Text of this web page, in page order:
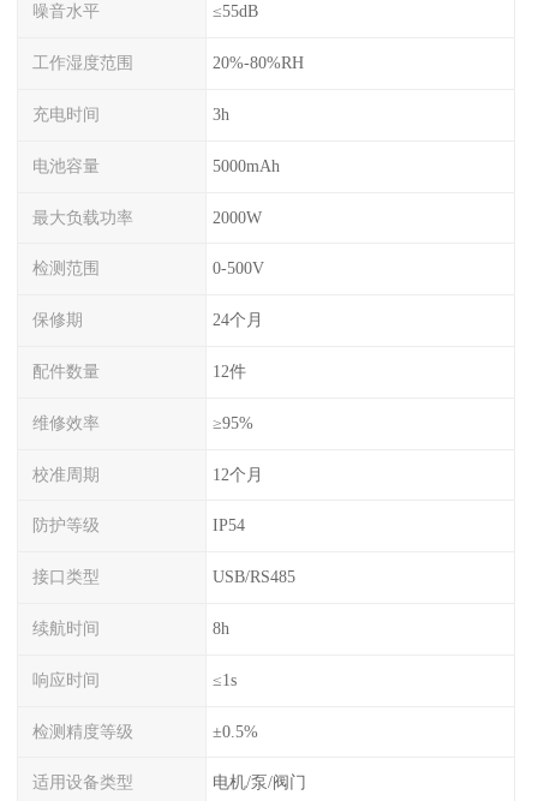
噪音水平 ≤55dB
工作湿度范围 20%-80%RH
充电时间 3h
电池容量 5000mAh
最大负载功率 2000W
检测范围 0-500V
保修期 24个月
配件数量 12件
维修效率 ≥95%
校准周期 12个月
防护等级 IP54
接口类型 USB/RS485
续航时间 8h
响应时间 ≤1s
检测精度等级 ±0.5%
适用设备类型 电机/泵/阀门